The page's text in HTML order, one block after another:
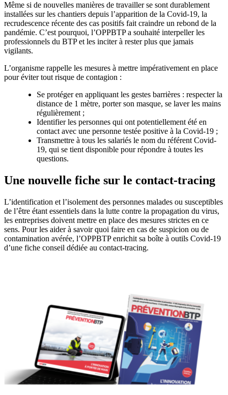
Même si de nouvelles manières de travailler se sont durablement
installées sur les chantiers depuis l’apparition de la Covid-19, la
recrudescence récente des cas positifs fait craindre un rebond de la
pandémie. C’est pourquoi, l’OPPBTP a souhaité interpeller les
professionnels du BTP et les inciter à rester plus que jamais
vigilants.
L’organisme rappelle les mesures à mettre impérativement en place
pour éviter tout risque de contagion :
Se protéger en appliquant les gestes barrières : respecter la
distance de 1 mètre, porter son masque, se laver les mains
régulièrement ;
Identifier les personnes qui ont potentiellement été en
contact avec une personne testée positive à la Covid-19 ;
Transmettre à tous les salariés le nom du référent Covid-
19, qui se tient disponible pour répondre à toutes les
questions.
Une nouvelle fiche sur le contact-tracing
L’identification et l’isolement des personnes malades ou susceptibles
de l’être étant essentiels dans la lutte contre la propagation du virus,
les entreprises doivent mettre en place des mesures strictes en ce
sens. Pour les aider à savoir quoi faire en cas de suspicion ou de
contamination avérée, l’OPPBTP enrichit sa boîte à outils Covid-19
d’une fiche conseil dédiée au contact-tracing.